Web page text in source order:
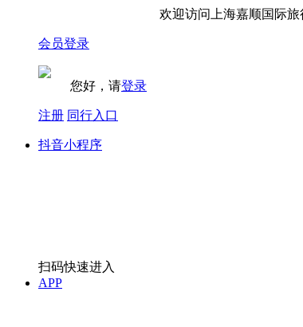
欢迎访问上海嘉顺国际旅
会员登录
您好，请登录
注册 同行入口
抖音小程序
扫码快速进入
APP